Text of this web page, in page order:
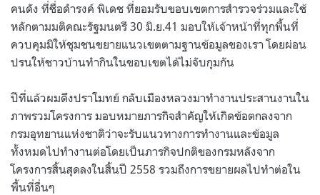
คนดัง ที่ชื่อดำรงค์ พิเดช ที่ยอมรับขอบเขตการสำรวจร่วมและใช้
หลักตามมติคณะรัฐมนตรี 30 มิ.ย.41 มอบให้เจ้าหน้าที่ทุกพื้นที่
ควบคุมมิให้ชุมชนขยายแนวเขตตามฐานข้อมูลของเรา โดยผ่อน
ปรนให้ชาวบ้านทำกินในขอบเขตได้ไม่จับกุมกัน
ปีที่แล้วผมดึงปราโมทย์ กลับเมืองหลวงมาทำงานประสานงานใน
ภาพรวมโครงการ มอบหมายภารกิจสำคัญให้เกิดข้อตกลงจาก
กรมอุทยานแห่งชาติว่าจะรับแนวทางการทำงานและข้อมูล
ทั้งหมดไปทำงานต่อโดยเป็นภารกิจปกติของกรมหลังจาก
โครงการสิ้นสุดลงในสิ้นปี 2558 รวมถึงการขยายผลไปทำต่อใน
พื้นที่อื่นๆ